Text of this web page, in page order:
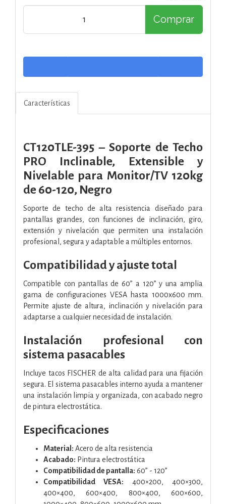
Comprar
Características
CT120TLE-395 – Soporte de Techo
PRO Inclinable, Extensible y
Nivelable para Monitor/TV 120kg
de 60-120, Negro
Soporte de techo de alta resistencia diseñado para
pantallas grandes, con funciones de inclinación, giro,
extensión y nivelación que permiten una instalación
profesional, segura y adaptable a múltiples entornos.
Compatibilidad y ajuste total
Compatible con pantallas de 60” a 120” y una amplia
gama de configuraciones VESA hasta 1000x600 mm.
Permite ajuste de altura, inclinación y nivelación para
adaptarse a cualquier necesidad de instalación.
Instalación profesional con
sistema pasacables
Incluye tacos FISCHER de alta calidad para una fijación
segura. El sistema pasacables interno ayuda a mantener
una instalación limpia y organizada, con acabado negro
de pintura electrostática.
Especificaciones
Material: Acero de alta resistencia
Acabado: Pintura electrostática
Compatibilidad de pantalla: 60” - 120”
Compatibilidad VESA: 400×200, 400×300,
400×400, 600×400, 800×400, 600×600,